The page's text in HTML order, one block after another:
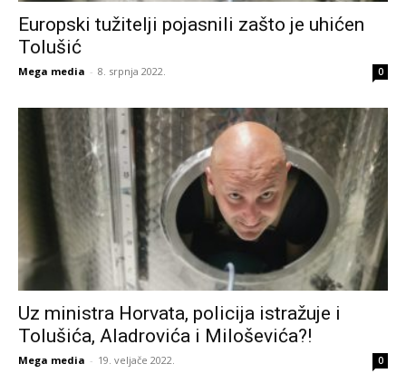
Europski tužitelji pojasnili zašto je uhićen
Tolušić
Mega media - 8. srpnja 2022. 0
Uz ministra Horvata, policija istražuje i
Tolušića, Aladrovića i Miloševića?!
Mega media - 19. veljače 2022. 0